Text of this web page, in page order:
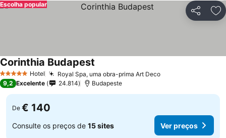
Partilhar
Escolha popular
5 Estrelas Hotel Royal Spa, uma obra-prima Art DecoVer preços
Corinthia Budapest
9,2 Excelente 24.814 Budapeste
De € 140
Consulte os preços de 15 sites Ver preços